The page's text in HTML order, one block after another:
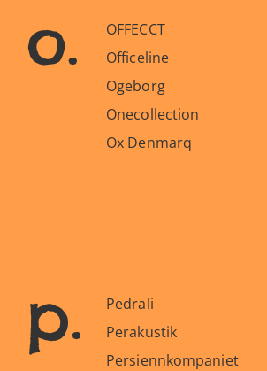
o.
OFFECCT
Officeline
Ogeborg
Onecollection
Ox Denmarq
p.
Pedrali
Perakustik
Persiennkompaniet